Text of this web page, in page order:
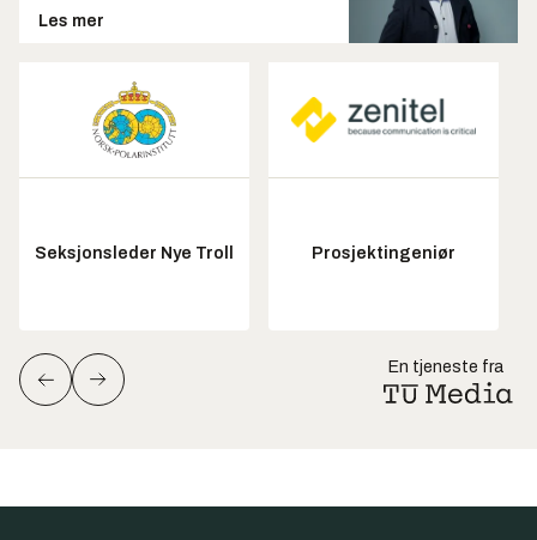
Les mer
Seksjonsleder Nye Troll Prosjektingeniør
En tjeneste fra